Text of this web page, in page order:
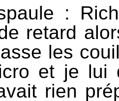
:
retard
les
et je
rien